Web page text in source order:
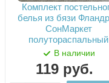
Комплект
белья из бязи
СонМаркет
полутораспальный
В наличии
119руб.